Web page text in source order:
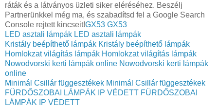
ráták és a látványos üzleti siker eléréséhez. Beszélj
Partnerünkkel még ma, és szabadítsd fel a Google Search
Console rejtett kincseit!GX53 GX53
LED asztali lámpák LED asztali lámpák
Kristály beépíthető lámpák Kristály beépíthető lámpák
Homlokzat világítás lámpák Homlokzat világítás lámpák
Nowodvorski kerti lámpák online Nowodvorski kerti lámpák
online
Minimál Csillár függesztékek Minimál Csillár függesztékek
FÜRDŐSZOBAI LÁMPÁK IP VÉDETT FÜRDŐSZOBAI
LÁMPÁK IP VÉDETT